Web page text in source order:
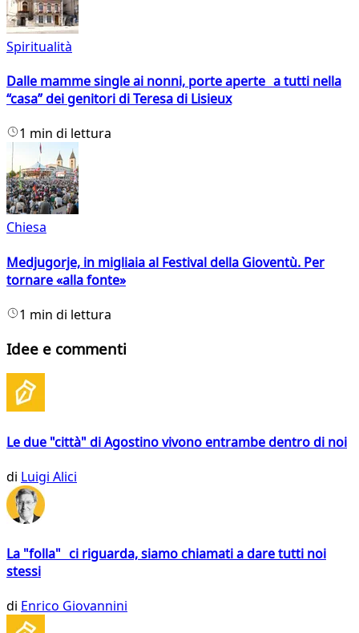
Spiritualità
Dalle mamme single ai nonni, porte aperte a tutti nella
“casa” dei genitori di Teresa di Lisieux
1 min di lettura
Chiesa
Medjugorje, in migliaia al Festival della Gioventù. Per
tornare «alla fonte»
1 min di lettura
Idee e commenti
Le due "città" di Agostino vivono entrambe dentro di noi
di Luigi Alici
La "folla" ci riguarda, siamo chiamati a dare tutti noi
stessi
di Enrico Giovannini